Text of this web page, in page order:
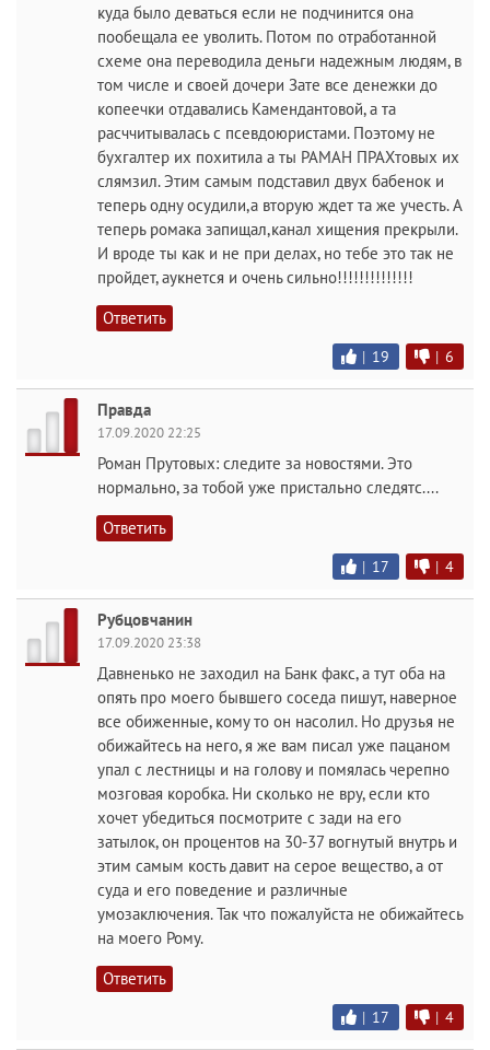
куда было деваться если не подчинится она
пообещала ее уволить. Потом по отработанной
схеме она переводила деньги надежным людям, в
том числе и своей дочери Зате все денежки до
копеечки отдавались Камендантовой, а та
расччитывалась с псевдоюристами. Поэтому не
бухгалтер их похитила а ты РАМАН ПРАХтовых их
слямзил. Этим самым подставил двух бабенок и
теперь одну осудили,а вторую ждет та же учесть. А
теперь ромака запищал,канал хищения прекрыли.
И вроде ты как и не при делах, но тебе это так не
пройдет, аукнется и очень сильно!!!!!!!!!!!!!!
Ответить
| 19 | 6
Правда
17.09.2020 22:25
Роман Прутовых: следите за новостями. Это
нормально, за тобой уже пристально следятс....
Ответить
| 17 | 4
Рубцовчанин
17.09.2020 23:38
Давненько не заходил на Банк факс, а тут оба на
опять про моего бывшего соседа пишут, наверное
все обиженные, кому то он насолил. Но друзья не
обижайтесь на него, я же вам писал уже пацаном
упал с лестницы и на голову и помялась черепно
мозговая коробка. Ни сколько не вру, если кто
хочет убедиться посмотрите с зади на его
затылок, он процентов на 30-37 вогнутый внутрь и
этим самым кость давит на серое вещество, а от
суда и его поведение и различные
умозаключения. Так что пожалуйста не обижайтесь
на моего Рому.
Ответить
| 17 | 4